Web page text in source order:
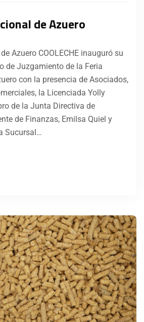
de Azuero
Azuero COOLECHE inauguró su
de Juzgamiento de la Feria
con la presencia de Asociados,
la Licenciada Yolly
de la Junta Directiva de
de Finanzas, Emilsa Quiel y
Sucursal…